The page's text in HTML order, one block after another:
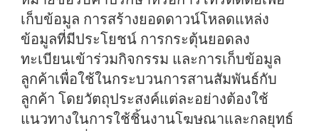
เก็บข้อมูล การสร้างยอดดาวน์โหลดแหล่ง
ข้อมูลที่มีประโยชน์ การกระตุ้นยอดลง
ทะเบียนเข้าร่วมกิจกรรม และการเก็บข้อมูล
ลูกค้าเพื่อใช้ในกระบวนการสานสัมพันธ์กับ
ลูกค้า โดยวัตถุประสงค์แต่ละอย่างต้องใช้
แนวทางในการใช้ชิ้นงานโฆษณาและกลยุทธ์